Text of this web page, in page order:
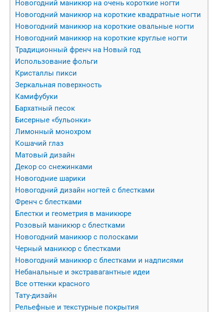
Новогодний маникюр на очень короткие ногти
Новогодний маникюр на короткие квадратные ногти
Новогодний маникюр на короткие овальные ногти
Новогодний маникюр на короткие круглые ногти
Традиционный френч на Новый год
Использование фольги
Кристаллы пикси
Зеркальная поверхность
Камифубуки
Бархатный песок
Бисерные «бульонки»
Лимонный монохром
Кошачий глаз
Матовый дизайн
Декор со снежинками
Новогодние шарики
Новогодний дизайн ногтей с блестками
Френч с блестками
Блестки и геометрия в маникюре
Розовый маникюр с блестками
Новогодний маникюр с полосками
Черный маникюр с блестками
Новогодний маникюр с блестками и надписями
Небанальные и экстравагантные идеи
Все оттенки красного
Тату-дизайн
Рельефные и текстурные покрытия